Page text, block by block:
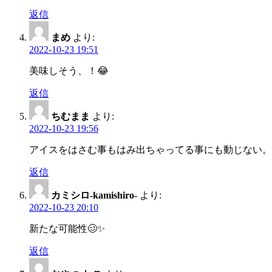
返信
まめ より:
2022-10-23 19:51
美味しそう、！😂
返信
ちむまま より:
2022-10-23 19:56
アイスをはさむ事もはみ出ちゃってる事にも動じない
返信
カミシロ-kamishiro- より:
2022-10-23 20:10
新たな可能性🥴✨
返信